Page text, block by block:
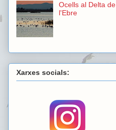
Ocells al Delta de
l'Ebre
Xarxes socials: